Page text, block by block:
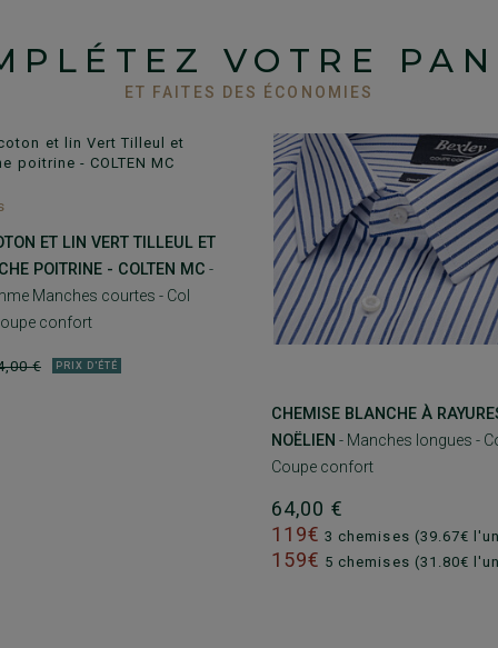
VOTRE
ET FAITES DES ÉCONOMIES
ET LIN VERT TILLEUL ET
POITRINE - COLTEN MC -
Manches courtes - Col
confort
€ PRIX D'ÉTÉ
CHEMISE BLANCHE À
NOËLIEN - Manches longues -
Coupe confort
64,00 €
119€ 3 chemises (39.67€
159€ 5 chemises (31.80€